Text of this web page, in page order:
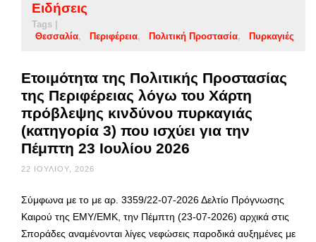
Ειδήσεις
Tags |
Θεσσαλία
Περιφέρεια Πολιτική Προστασία Πυρκαγιές
Ετοιμότητα της Πολιτικής Προστασίας
της Περιφέρειας λόγω του Χάρτη
πρόβλεψης κινδύνου πυρκαγιάς
(κατηγορία 3) που ισχύει για την
Πέμπτη 23 Ιουλίου 2026
22 ΙΟΥΛΊΟΥ, 2026
Σύμφωνα με το με αρ. 3359/22-07-2026 Δελτίο Πρόγνωσης
Καιρού της ΕΜΥ/ΕΜΚ, την Πέμπτη (23-07-2026) αρχικά στις
Σποράδες αναμένονται λίγες νεφώσεις παροδικά αυξημένες με